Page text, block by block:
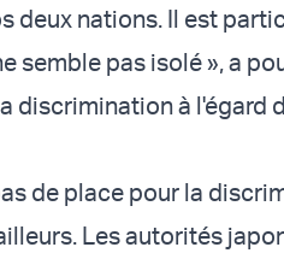
deux nations. Il est
semble pas isolé », a
discrimination à l'égard
de place pour la
Les autorités